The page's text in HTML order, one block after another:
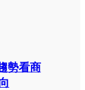
勢看商